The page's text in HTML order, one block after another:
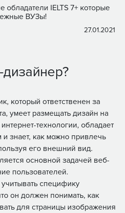
IELTS 7+ которые
ВУЗы!
27.01.2021
который ответственен за
умеет размещать дизайн на
технологии, обладает
знает, как можно привлечь
его внешний вид.
основной задачей веб-
пользователей.
специфику
он должен понимать, как
для страницы изображения